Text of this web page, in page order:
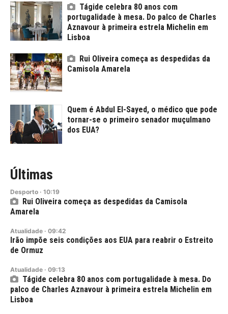
Tágide celebra 80 anos com
portugalidade à mesa. Do palco de Charles
Aznavour à primeira estrela Michelin em
Lisboa
Rui Oliveira começa as despedidas da
Camisola Amarela
Quem é Abdul El-Sayed, o médico que pode
tornar-se o primeiro senador muçulmano
dos EUA?
Últimas
Desporto · 10:19
Rui Oliveira começa as despedidas da Camisola
Amarela
Atualidade · 09:42
Irão impõe seis condições aos EUA para reabrir o Estreito
de Ormuz
Atualidade · 09:13
Tágide celebra 80 anos com portugalidade à mesa. Do
palco de Charles Aznavour à primeira estrela Michelin em
Lisboa